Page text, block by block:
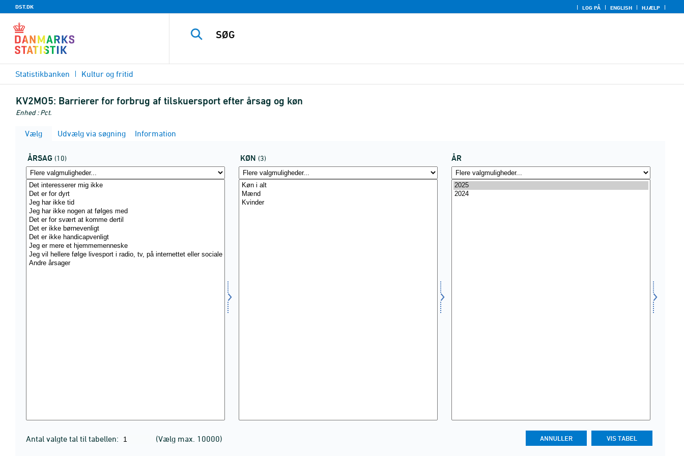
DST.DK LOG PÅ ENGLISH HJÆLP
Statistikbanken Kultur og fritid
KV2MO5: Barrierer for forbrug af tilskuersport efter årsag og køn
Enhed : Pct.
Vælg Udvælg via søgning Information
ÅRSAG (10) KØN (3) ÅR
Antal valgte tal til tabellen: (Vælg max. 10000)